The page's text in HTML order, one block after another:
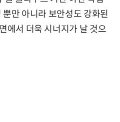
뿐만 아니라 보안성도 강화된
에서 더욱 시너지가 날 것으